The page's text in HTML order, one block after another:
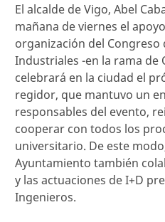
El alcalde de Vigo, Abel
mañana de viernes el
organización del Congreso
Industriales -en la rama de
celebrará en la ciudad el
regidor, que mantuvo un
responsables del evento,
cooperar con todos los
universitario. De este
Ayuntamiento también
y las actuaciones de I+D
Ingenieros.